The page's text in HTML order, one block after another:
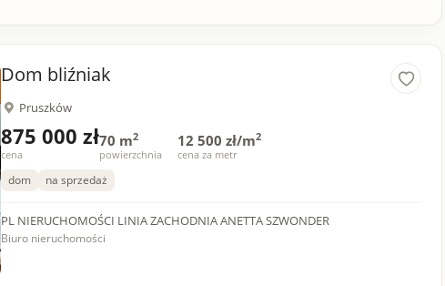
Dom bliźniak
Pruszków
875 000 zł
cena
70 m2
powierzchnia
12 500 zł/m2
cena za metr
dom na sprzedaż
PL NIERUCHOMOŚCI LINIA ZACHODNIA ANETTA SZWONDER
Biuro nieruchomości